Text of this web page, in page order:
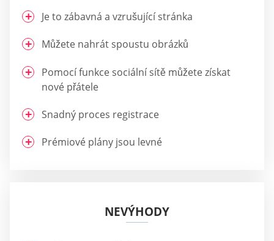
Je to zábavná a vzrušující stránka
Můžete nahrát spoustu obrázků
Pomocí funkce sociální sítě můžete získat
nové přátele
Snadný proces registrace
Prémiové plány jsou levné
NEVÝHODY